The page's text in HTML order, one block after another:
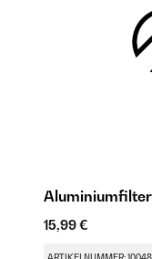
15,99 €